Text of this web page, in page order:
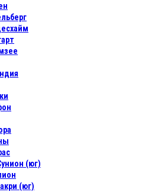
(юг)
(юг)